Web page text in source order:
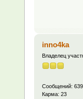
inno4ka
Владелец
Сообщений: 639
Карма: 23